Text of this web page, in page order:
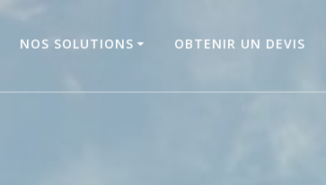
NOS SOLUTIONS OBTENIR UN DEVIS